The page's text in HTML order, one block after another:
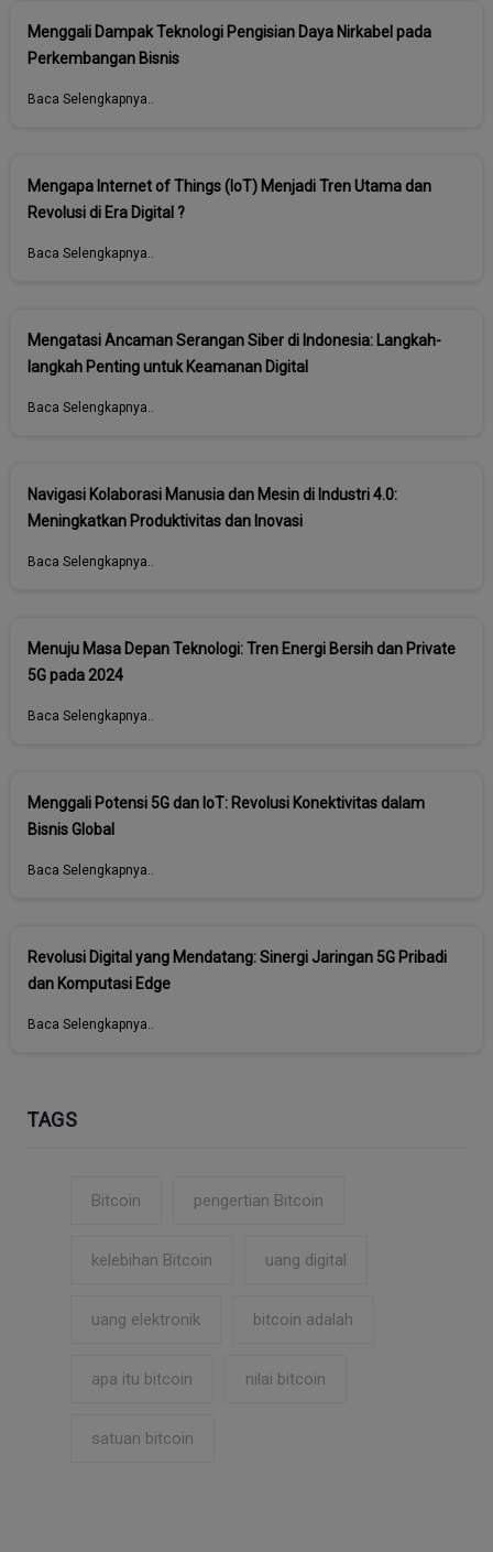
Menggali Dampak Teknologi Pengisian Daya Nirkabel pada
Perkembangan Bisnis
Baca Selengkapnya..
Mengapa Internet of Things (IoT) Menjadi Tren Utama dan
Revolusi di Era Digital ?
Baca Selengkapnya..
Mengatasi Ancaman Serangan Siber di Indonesia: Langkah-
langkah Penting untuk Keamanan Digital
Baca Selengkapnya..
Navigasi Kolaborasi Manusia dan Mesin di Industri 4.0:
Meningkatkan Produktivitas dan Inovasi
Baca Selengkapnya..
Menuju Masa Depan Teknologi: Tren Energi Bersih dan Private
5G pada 2024
Baca Selengkapnya..
Menggali Potensi 5G dan IoT: Revolusi Konektivitas dalam
Bisnis Global
Baca Selengkapnya..
Revolusi Digital yang Mendatang: Sinergi Jaringan 5G Pribadi
dan Komputasi Edge
Baca Selengkapnya..
TAGS
Bitcoin pengertian Bitcoin
kelebihan Bitcoin uang digital
uang elektronik bitcoin adalah
apa itu bitcoin nilai bitcoin
satuan bitcoin